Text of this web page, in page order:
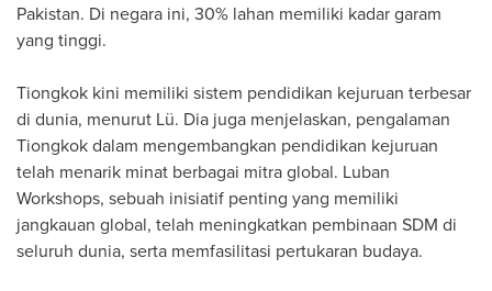
Pakistan. Di negara ini, 30% lahan memiliki kadar garam
yang tinggi.
Tiongkok kini memiliki sistem pendidikan kejuruan terbesar
di dunia, menurut Lü. Dia juga menjelaskan, pengalaman
Tiongkok dalam mengembangkan pendidikan kejuruan
telah menarik minat berbagai mitra global. Luban
Workshops, sebuah inisiatif penting yang memiliki
jangkauan global, telah meningkatkan pembinaan SDM di
seluruh dunia, serta memfasilitasi pertukaran budaya.